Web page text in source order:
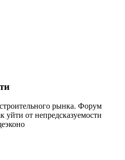
рынка. Форум
уйти от непредсказуемости